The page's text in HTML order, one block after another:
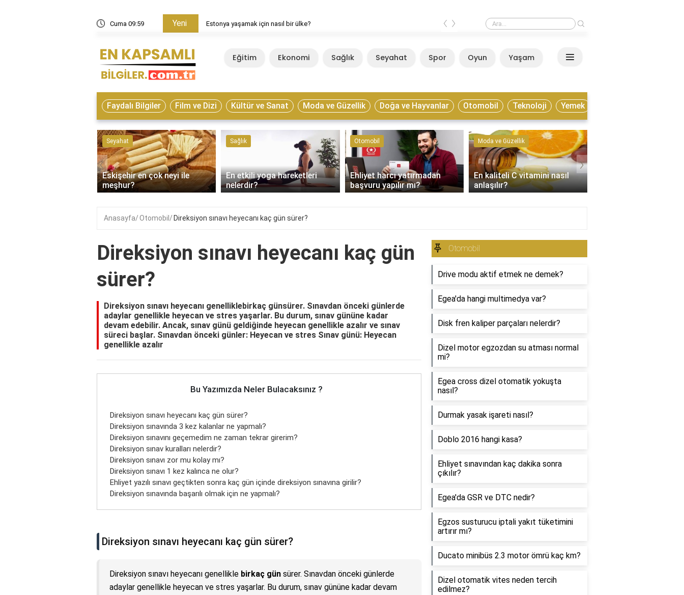
Cuma 09:59 Yeni Estonya yaşamak için nasıl bir ülke? Estonya yaşamak için nasıl bir ülke?
‹ ›
Eğitim Ekonomi Sağlık Seyahat Spor Oyun Yaşam
Faydalı Bilgiler Film ve Dizi Kültür ve Sanat Moda ve Güzellik Doğa ve Hayvanlar Otomobil Teknoloji Yemek
Seyahat
Eskişehir en çok neyi ile
meşhur?
Sağlık
En etkili yoga hareketleri
nelerdir?
Otomobil
Ehliyet harcı yatırmadan
başvuru yapılır mı?
Moda ve Güzellik
En kaliteli C vitamini nasıl
anlaşılır?
‹ ›
Anasayfa Otomobil Direksiyon sınavı heyecanı kaç gün sürer?
Direksiyon sınavı heyecanı kaç gün
sürer?
Direksiyon sınavı heyecanı genelliklebirkaç günsürer. Sınavdan önceki günlerde
adaylar genellikle heyecan ve stres yaşarlar. Bu durum, sınav gününe kadar
devam edebilir. Ancak, sınav günü geldiğinde heyecan genellikle azalır ve sınav
süreci başlar. Sınavdan önceki günler: Heyecan ve stres Sınav günü: Heyecan
genellikle azalır
Bu Yazımızda Neler Bulacaksınız ?
Direksiyon sınavı heyecanı kaç gün sürer?
Direksiyon sınavında 3 kez kalanlar ne yapmalı?
Direksiyon sınavını geçemedim ne zaman tekrar girerim?
Direksiyon sınav kuralları nelerdir?
Direksiyon sınavı zor mu kolay mı?
Direksiyon sınavı 1 kez kalınca ne olur?
Ehliyet yazılı sınavı geçtikten sonra kaç gün içinde direksiyon sınavına girilir?
Direksiyon sınavında başarılı olmak için ne yapmalı?
Direksiyon sınavı heyecanı kaç gün sürer?
Direksiyon sınavı heyecanı genellikle birkaç gün sürer. Sınavdan önceki günlerde
adaylar genellikle heyecan ve stres yaşarlar. Bu durum, sınav gününe kadar devam
Otomobil
Drive modu aktif etmek ne demek?
Egea'da hangi multimedya var?
Disk fren kaliper parçaları nelerdir?
Dizel motor egzozdan su atması normal
mi?
Egea cross dizel otomatik yokuşta
nasıl?
Durmak yasak işareti nasıl?
Doblo 2016 hangi kasa?
Ehliyet sınavından kaç dakika sonra
çıkılır?
Egea'da GSR ve DTC nedir?
Egzos susturucu iptali yakıt tüketimini
artırır mı?
Ducato minibüs 2.3 motor ömrü kaç km?
Dizel otomatik vites neden tercih
edilmez?